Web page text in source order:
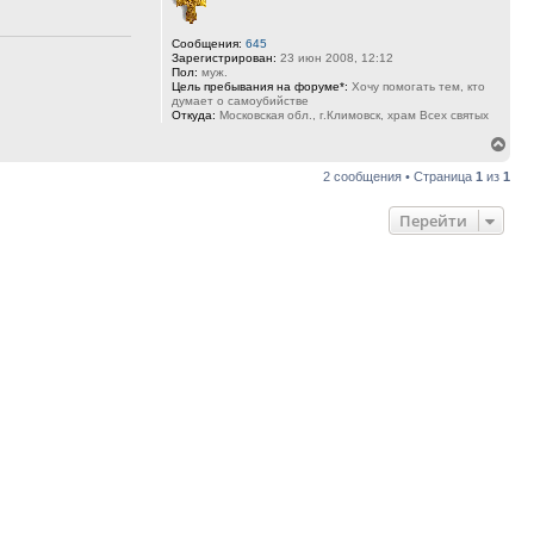
Сообщения: 645
Зарегистрирован: 23 июн 2008, 12:12
Пол: муж.
Цель пребывания на форуме*: Хочу помогать тем, кто
думает о самоубийстве
Откуда: Московская обл., г.Климовск, храм Всех святых
2 сообщения • Страница 1 из 1
Перейти